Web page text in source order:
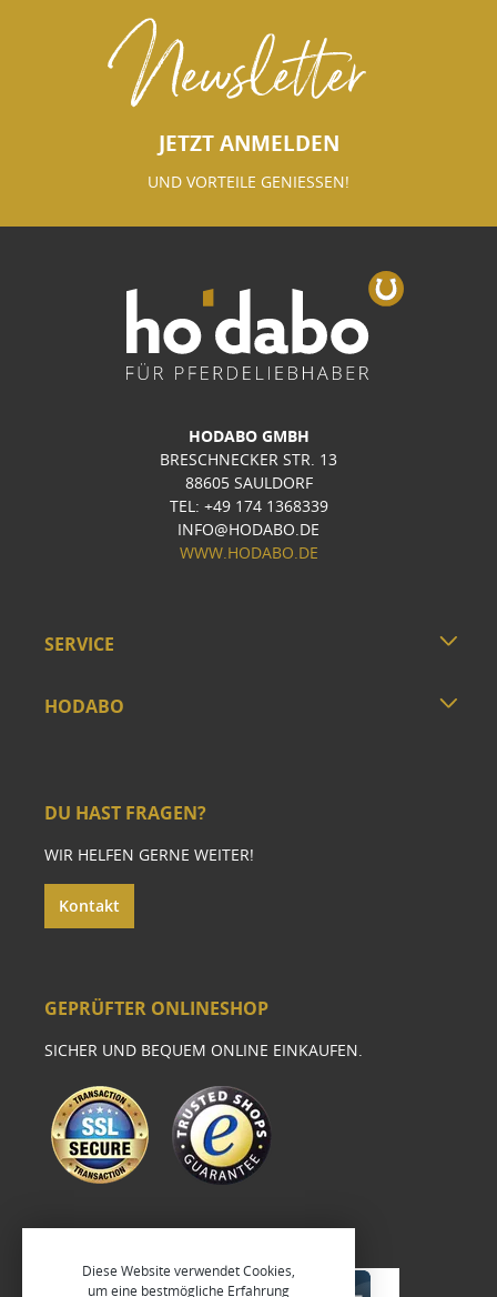
Newsletter
JETZT ANMELDEN
UND VORTEILE GENIESSEN!
HODABO GMBH
BRESCHNECKER STR. 13
88605 SAULDORF
TEL: +49 174 1368339
INFO@HODABO.DE
WWW.HODABO.DE
SERVICE
HODABO
DU HAST FRAGEN?
WIR HELFEN GERNE WEITER!
Kontakt
GEPRÜFTER ONLINESHOP
SICHER UND BEQUEM ONLINE EINKAUFEN.
Diese Website verwendet Cookies,
um eine bestmögliche Erfahrung